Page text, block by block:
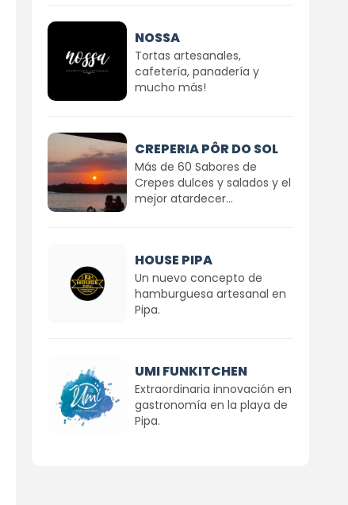
NOSSA
Tortas artesanales,
cafetería, panadería y
mucho más!
CREPERIA PÔR DO SOL
Más de 60 Sabores de
Crepes dulces y salados y el
mejor atardecer...
HOUSE PIPA
Un nuevo concepto de
hamburguesa artesanal en
Pipa.
UMI FUNKITCHEN
Extraordinaria innovación en
gastronomía en la playa de
Pipa.